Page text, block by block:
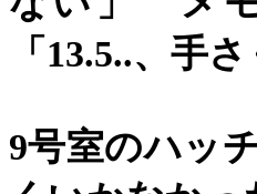
「 13.5..、手
9号室のハッ